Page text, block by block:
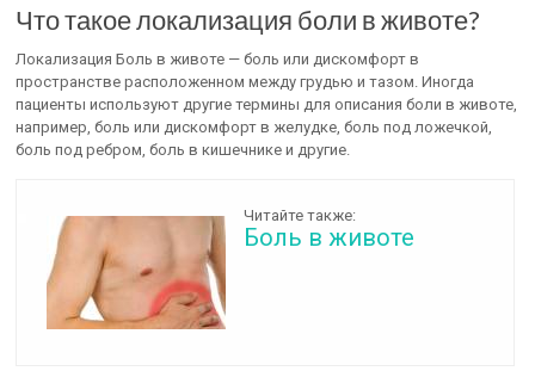
Что такое локализация боли в животе?
Локализация Боль в животе — боль или дискомфорт в
пространстве расположенном между грудью и тазом. Иногда
пациенты используют другие термины для описания боли в животе,
например, боль или дискомфорт в желудке, боль под ложечкой,
боль под ребром, боль в кишечнике и другие.
Читайте также:
Боль в животе